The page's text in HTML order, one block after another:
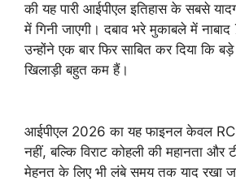
की यह पारी आईपीएल इतिहास के सबसे
में गिनी जाएगी। दबाव भरे मुकाबले में
उन्होंने एक बार फिर साबित कर दिया कि
खिलाड़ी बहुत कम हैं।
आईपीएल 2026 का यह फाइनल केवल
नहीं, बल्कि विराट कोहली की महानता और
मेहनत के लिए भी लंबे समय तक याद रखा